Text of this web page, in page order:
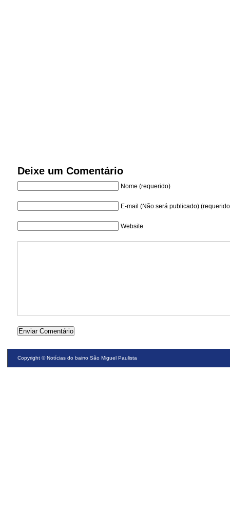
Deixe um Comentário
Nome (requerido)
E-mail (Não será publicado)
Website
Copyright ©Notícias do bairro São Miguel Paulista